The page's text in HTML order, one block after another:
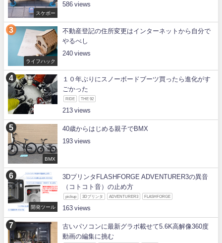
スケボー
586
ライフハック
不動産登記の住所変更はインターネットから自分で
やるべし
240
１０年ぶりにスノーボードブーツ買ったら進化がす
ごかった
RIDE THE 92
213
BMX
40歳からはじめる親子でBMX
193
開発ツール
3DプリンタFLASHFORGE ADVENTURER3の異音
（コトコト音）の止め方
pickup 3Dプリンタ ADVENTURER3 FLASHFORGE
163
古いパソコンに最新グラボ載せて5.6K高解像360度
動画の編集に挑む